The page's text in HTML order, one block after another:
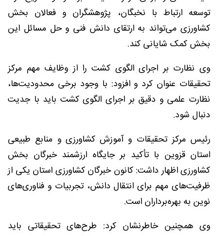
توسعه ارتباط با نخبگان، پژوهشگران و فعالان بخش
کشاورزی می‌تواند به ارتقای دانش فنی و حل مسائل این
بخش کمک شایانی کند.
وی نظارت بر اجرای الگوی کشت را از وظایف مهم مرکز
تحقیقات عنوان کرد و افزود: با وجود برخی محدودیت‌ها،
نظارت علمی و دقیق بر اجرای الگوی کشت باید با جدیت
دنبال شود.
رئیس مرکز تحقیقات و آموزش کشاورزی و منابع طبیعی
استان قزوین با تأکید بر جایگاه ارزشمند خبرگان بخش
کشاورزی اظهار داشت: کانون خبرگان کشاورزی استان یکی از
ظرفیت‌های مهم برای انتقال دانش، تجربیات و فناوری‌های
نوین به بهره‌برداران است.
وی همچنین خاطرنشان کرد: طرح‌های تحقیقاتی باید